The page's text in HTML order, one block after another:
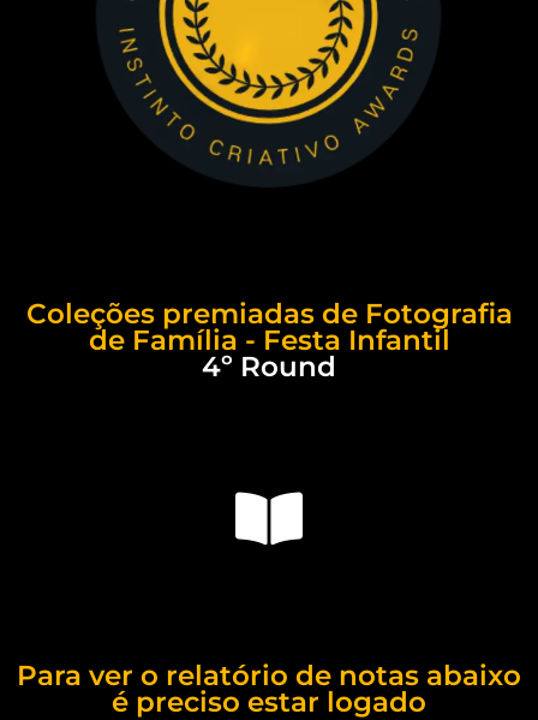
Coleções premiadas de Fotografia
de Família - Festa Infantil
4º Round
Para ver o relatório de notas abaixo
é preciso estar logado